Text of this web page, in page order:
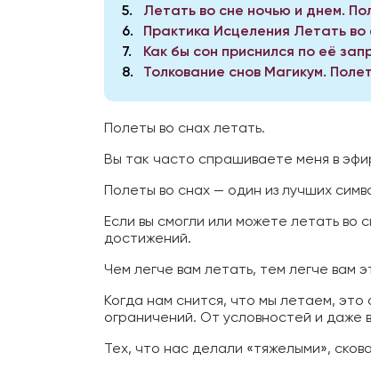
5
Летать во сне ночью и днем.
6
Практика Исцеления Летать во
7
Как бы сон приснился по её
8
Толкование снов Магикум.
Полеты во снах летать.
Вы так часто спрашиваете меня в
Полеты во снах — один из лучших
Если вы смогли или можете летать во
достижений.
Чем легче вам летать, тем легче вам
Когда нам снится, что мы летаем,
ограничений. От условностей и даже
Тех, что нас делали «тяжелыми»,